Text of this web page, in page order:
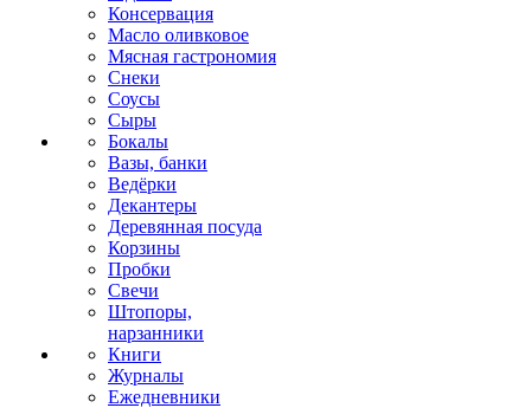
Консервация
Масло оливковое
Мясная гастрономия
Снеки
Соусы
Сыры
Бокалы
Вазы, банки
Ведёрки
Декантеры
Деревянная посуда
Корзины
Пробки
Свечи
Штопоры,
нарзанники
Книги
Журналы
Ежедневники